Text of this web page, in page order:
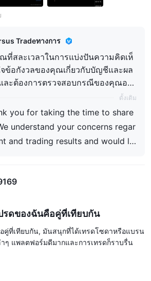
Tradeทางการ
ข้อกังวลของคุณเกี่ยวกับบัญชีและผล
ละต้องการตรวจสอบกรณีของคุณอย่า
ก็ตาม เราไม่สามารถระบุบัญชีของคุณไ
เพื่อช่วยเหลือคุณเพิ่มเติ
บสนุนของเราผ่านทางอีเมลสนับสนุน
Please ใช้อีเ
คุณเพื่อให้เราสามารถค้นหาบัญชีของ
แจ้งข้อมูลอัปเดตให้คุณทราบ ขอบ
มมือของคุณ
ดั้งเดิม
understand your concerns regar
and trading results and would lik
review. To assist you f
our Support Team via our of
Please u
email address so that we can lo
and review the matter according
your details, we will carefully in
and provide you with an updat
รดของฉันคือคู่ที่เทียบกัน
คู่ที่เทียบกัน, มันสนุกที่ได้เทรดโซดาหรือแบรน
ๆ แพลตฟอร์มดีมากและการเทรดก็ราบรื่น